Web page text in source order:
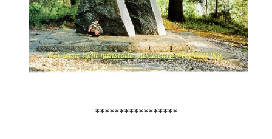
*****************